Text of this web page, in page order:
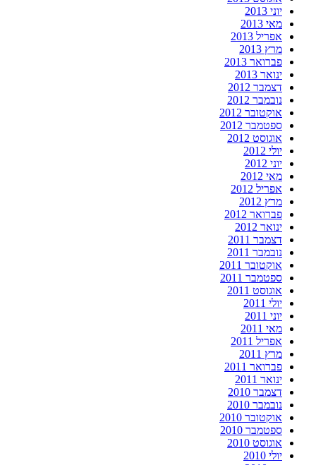
יוני 2013
מאי 2013
אפריל 2013
מרץ 2013
פברואר 2013
ינואר 2013
דצמבר 2012
נובמבר 2012
אוקטובר 2012
ספטמבר 2012
אוגוסט 2012
יולי 2012
יוני 2012
מאי 2012
אפריל 2012
מרץ 2012
פברואר 2012
ינואר 2012
דצמבר 2011
נובמבר 2011
אוקטובר 2011
ספטמבר 2011
אוגוסט 2011
יולי 2011
יוני 2011
מאי 2011
אפריל 2011
מרץ 2011
פברואר 2011
ינואר 2011
דצמבר 2010
נובמבר 2010
אוקטובר 2010
ספטמבר 2010
אוגוסט 2010
יולי 2010